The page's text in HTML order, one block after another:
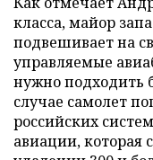
класса, майор
подвешивает на
управляемые
нужно подходить
случае самолет
российских
авиации, которая